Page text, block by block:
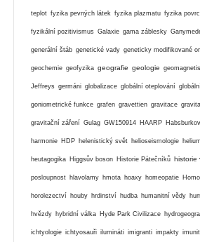
teplot fyzika pevných látek fyzika plazmatu fyzika
fyzikální pozitivismus Galaxie gama záblesky
generální štáb genetické vady geneticky modifikované
geochemie geofyzika geografie geologie
Jeffreys germáni globalizace globální oteplování
goniometrické funkce grafen gravettien gravitace
gravitační záření Gulag GW150914 HAARP
harmonie HDP helenistický svět helioseismologie helium
heutagogika Higgsův boson Historie Pátečníků historie
posloupnost hlavolamy hmota hoaxy homeopatie
horolezectví houby hrdinství hudba humanitní vědy
hvězdy hybridní válka Hyde Park Civilizace
ichtyologie ichtyosauři ilumináti imigranti impakty